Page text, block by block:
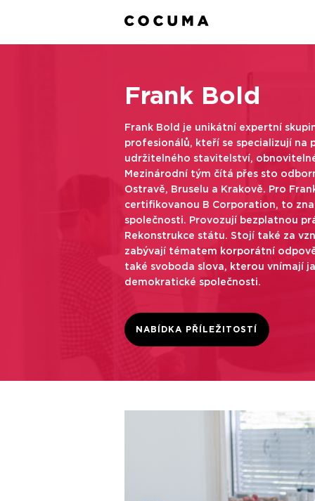
Frank Bold
Frank Bold je unikátní expertní
profesionálů, kteří se specializují na
udržitelného stavitelství,
Mezinárodní tým čítá přes sto
Ostravě, Bruselu a Krakově. Pro
certifikovanou B Corporation, to
společnosti. Provozují bezplatnou
Rekonstrukce státu. Stojí také za
zabývají tématem korporátní
také svoboda slova, kterou vnímají
demokratické společnosti.
NABÍDKA PŘÍLEŽITOSTÍ